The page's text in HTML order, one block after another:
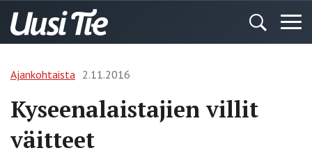
Ajankohtaista 2.11.2016
Kyseenalaistajien villit
väitteet